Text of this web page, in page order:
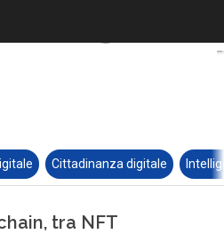
Cittadinanza digitale
tra NFT